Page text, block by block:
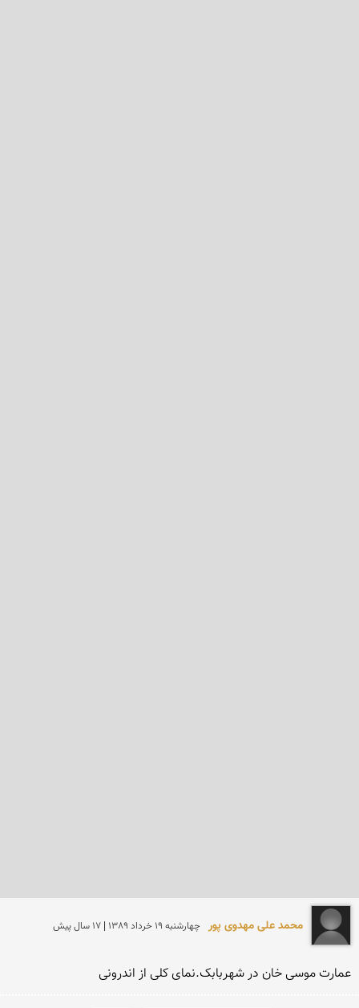
محمد علی مهدوی پور چهارشنبه 19 خرداد 1389 | 17 سال پیش
عمارت موسی خان در شهربابک.نمای کلی از اندرونی